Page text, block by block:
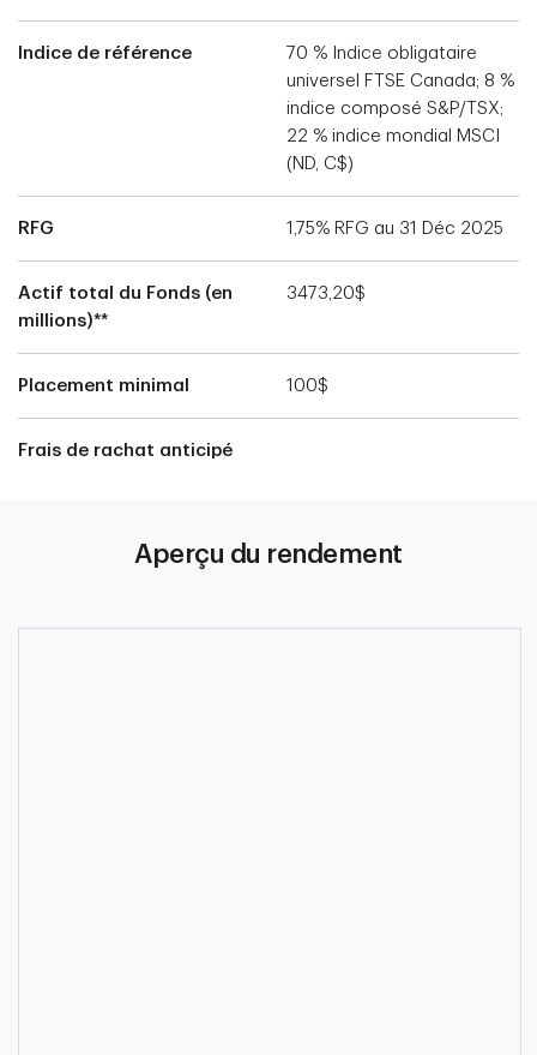
Indice de référence
70 % Indice obligataire
universel FTSE Canada; 8 %
indice composé S&P/TSX;
22 % indice mondial MSCI
(ND, C$)
RFG 1,75% RFG au 31 Déc 2025
Actif total du Fonds (en
millions)**
3473,20$
Placement minimal 100$
Frais de rachat anticipé
Aperçu du rendement